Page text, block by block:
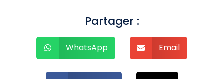
Partager :
WhatsApp Email